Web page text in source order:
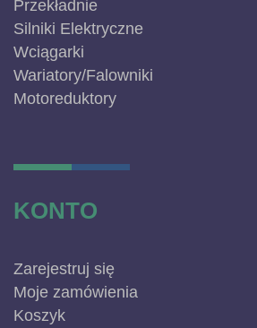
Przekładnie
Silniki Elektryczne
Wciągarki
Wariatory/Falowniki
Motoreduktory
KONTO
Zarejestruj się
Moje zamówienia
Koszyk